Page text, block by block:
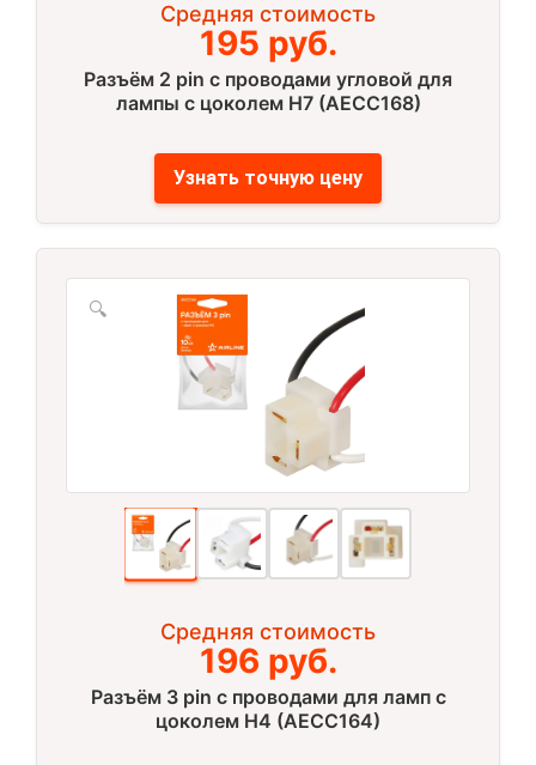
Средняя стоимость
195 руб.
Разъём 2 pin с проводами угловой для
лампы с цоколем H7 (AECC168)
Узнать точную цену
🔍
Средняя стоимость
196 руб.
Разъём 3 pin с проводами для ламп с
цоколем Н4 (AECC164)